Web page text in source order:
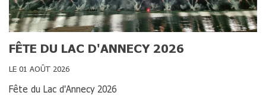
FÊTE DU LAC D'ANNECY 2026
LE 01 AOÛT 2026
Fête du Lac d'Annecy 2026